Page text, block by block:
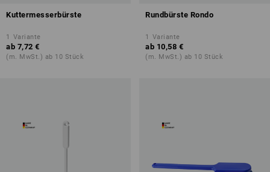
Kuttermesserbürste
1 Variante
ab 7,72 €
(m. MwSt.) ab 10 Stück
Rundbürste Rondo
1 Variante
ab 10,58 €
(m. MwSt.) ab 10 Stück